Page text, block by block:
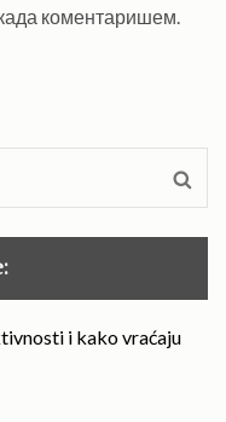
коментаришем.
i kako vraćaju